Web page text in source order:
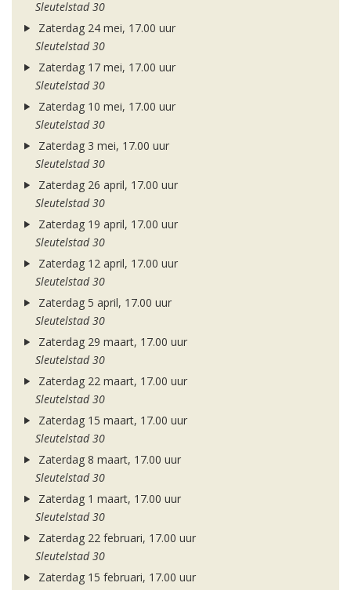
Sleutelstad 30
Zaterdag 24 mei, 17.00 uur
Sleutelstad 30
Zaterdag 17 mei, 17.00 uur
Sleutelstad 30
Zaterdag 10 mei, 17.00 uur
Sleutelstad 30
Zaterdag 3 mei, 17.00 uur
Sleutelstad 30
Zaterdag 26 april, 17.00 uur
Sleutelstad 30
Zaterdag 19 april, 17.00 uur
Sleutelstad 30
Zaterdag 12 april, 17.00 uur
Sleutelstad 30
Zaterdag 5 april, 17.00 uur
Sleutelstad 30
Zaterdag 29 maart, 17.00 uur
Sleutelstad 30
Zaterdag 22 maart, 17.00 uur
Sleutelstad 30
Zaterdag 15 maart, 17.00 uur
Sleutelstad 30
Zaterdag 8 maart, 17.00 uur
Sleutelstad 30
Zaterdag 1 maart, 17.00 uur
Sleutelstad 30
Zaterdag 22 februari, 17.00 uur
Sleutelstad 30
Zaterdag 15 februari, 17.00 uur